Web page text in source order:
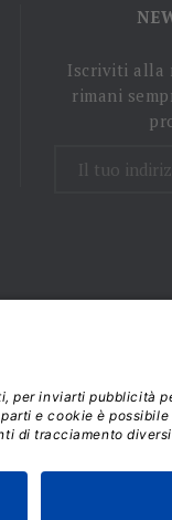
Iscriviti alla
rimani